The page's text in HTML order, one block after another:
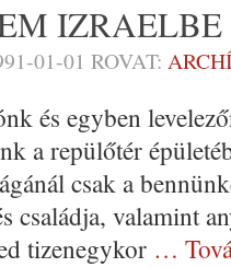
IZRAELBE
01-01 ROVAT:
és egyben
a repü­lőtér
csak a
családja, valamint
tizenegy­kor …